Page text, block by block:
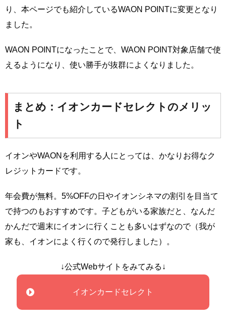
り、本ページでも紹介しているWAON POINTに変更となり
ました。
WAON POINTになったことで、WAON POINT対象店舗で使
えるようになり、使い勝手が抜群によくなりました。
まとめ：イオンカードセレクトのメリッ
ト
イオンやWAONを利用する人にとっては、かなりお得なク
レジットカードです。
年会費が無料。5%OFFの日やイオンシネマの割引を目当て
で持つのもおすすめです。子どもがいる家族だと、なんだ
かんだで週末にイオンに行くことも多いはずなので（我が
家も、イオンによく行くので発行しました）。
↓公式Webサイトをみてみる↓
イオンカードセレクト